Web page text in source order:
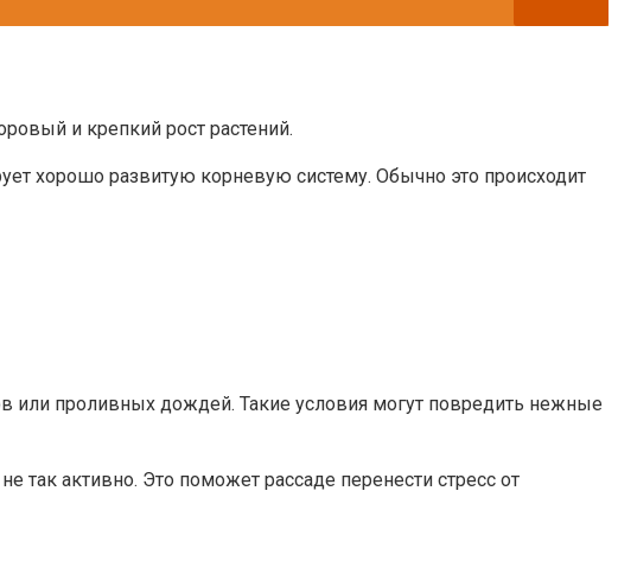
и крепкий рост растений.
хорошо развитую корневую систему. Обычно это происходит
или проливных дождей. Такие условия могут повредить нежные
так активно. Это поможет рассаде перенести стресс от